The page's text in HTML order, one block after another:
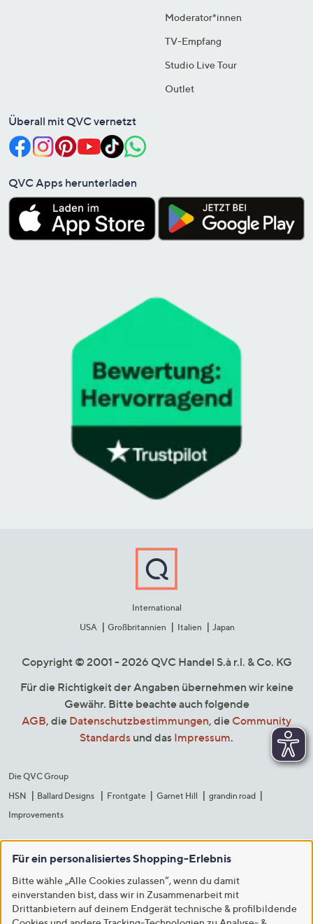
Moderator*innen
TV-Empfang
Studio Live Tour
Outlet
Überall mit QVC vernetzt
QVC Apps herunterladen
International
USA
Großbritannien Italien Japan
Copyright © 2001 - 2026 QVC Handel S.à r.l. & Co. KG
Für die Richtigkeit der Angaben übernehmen wir keine
Gewähr. Bitte beachte auch folgende
AGB, die Datenschutzbestimmungen, die Community
Standards und das Impressum.
Die QVC Group
HSN
Ballard Designs Frontgate Garnet Hill
grandin road
Improvements
Für ein personalisiertes Shopping-Erlebnis
Bitte wähle „Alle Cookies zulassen“, wenn du damit
einverstanden bist, dass wir in Zusammenarbeit mit
Drittanbietern auf deinem Endgerät technische & profilbildende